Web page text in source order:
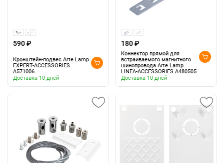
590 ₽
Кронштейн-подвес Arte Lamp
EXPERT-ACCESSORIES
A571006
Доставка 10 дней
180 ₽
Коннектор прямой для
встраиваемого магнитного
шинопровода Arte Lamp
LINEA-ACCESSORIES A480505
Доставка 10 дней